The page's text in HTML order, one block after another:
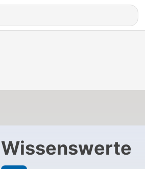
Wissenswerte